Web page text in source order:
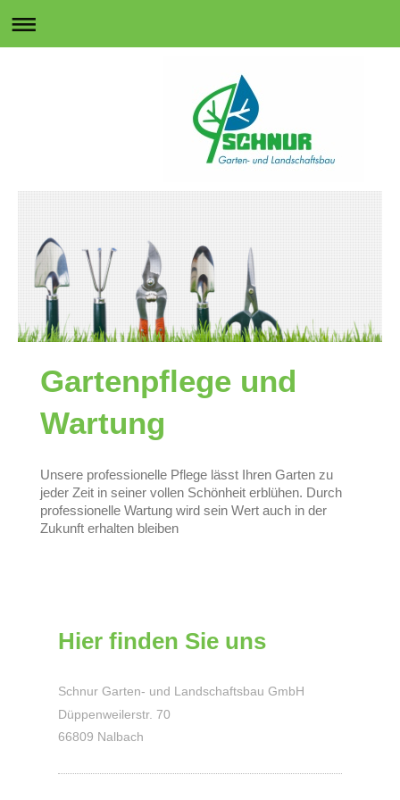
Gartenpflege und
Wartung
Unsere professionelle Pflege lässt Ihren Garten zu
jeder Zeit in seiner vollen Schönheit erblühen. Durch
professionelle Wartung wird sein Wert auch in der
Zukunft erhalten bleiben
Hier finden Sie uns
Schnur Garten- und Landschaftsbau GmbH
Düppenweilerstr. 70
66809 Nalbach